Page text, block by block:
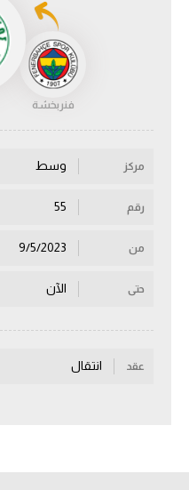
دوري أبطال أوروبا
دوري أبطال إفريقيا
أقسام
سعودي في الجول
فنربخشة
مركز وسط
رقم
من
حتى الآن
عقد انتقال